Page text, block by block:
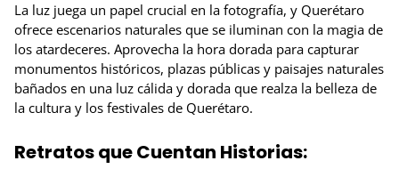
La luz juega un papel crucial en la fotografía, y Querétaro
ofrece escenarios naturales que se iluminan con la magia de
los atardeceres. Aprovecha la hora dorada para capturar
monumentos históricos, plazas públicas y paisajes naturales
bañados en una luz cálida y dorada que realza la belleza de
la cultura y los festivales de Querétaro.
Retratos que Cuentan Historias: